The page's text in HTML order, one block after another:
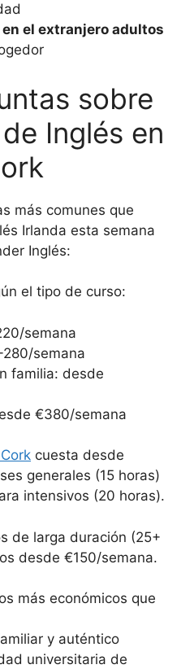
el extranjero adultos
sobre
Inglés en
más comunes que
Irlanda esta semana
Inglés:
el tipo de curso:
semana
semana
familia: desde
€380/semana
cuesta desde
generales (15 horas)
intensivos (20 horas).
de larga duración (25+
desde €150/semana.
más económicos que
y auténtico
universitaria de